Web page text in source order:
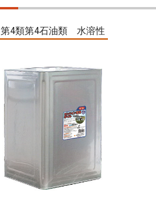
第4類第4石油類 水溶性